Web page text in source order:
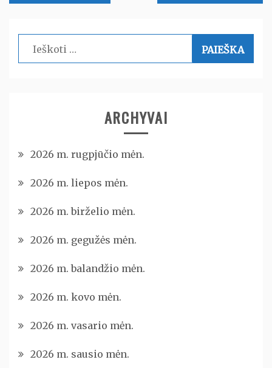
Ieškoti:
ARCHYVAI
2026 m. rugpjūčio mėn.
2026 m. liepos mėn.
2026 m. birželio mėn.
2026 m. gegužės mėn.
2026 m. balandžio mėn.
2026 m. kovo mėn.
2026 m. vasario mėn.
2026 m. sausio mėn.